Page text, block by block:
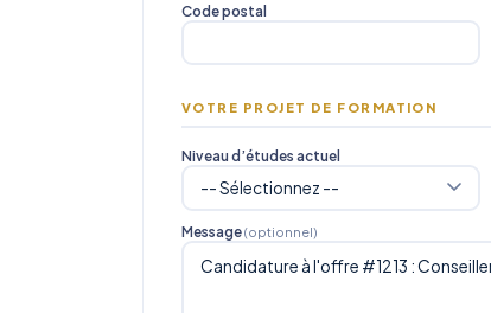
Code postal
VOTRE PROJET DE FORMATION
Niveau d’études actuel
Message(optionnel)